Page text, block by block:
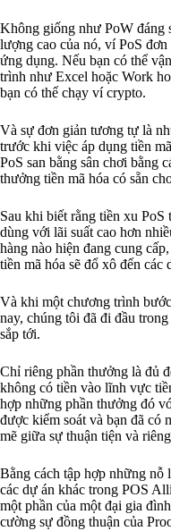
Không giống như PoW đáng
lượng cao của nó, ví PoS
ứng dụng. Nếu bạn có thể
trình như Excel hoặc Work
bạn có thể chạy ví crypto.
Và sự đơn giản tương tự là
trước khi việc áp dụng tiền
PoS san bằng sân chơi bằng
thưởng tiền mã hóa có sẵn
Sau khi biết rằng tiền xu
dùng với lãi suất cao hơn
hàng nào hiện đang cung
tiền mã hóa sẽ đổ xô đến các
Và khi một chương trình
nay, chúng tôi đã đi đầu
sắp tới.
Chỉ riêng phần thưởng là đủ
không có tiền vào lĩnh vực
hợp những phần thưởng đó
được kiểm soát và bạn đã có
mẽ giữa sự thuận tiện và
Bằng cách tập hợp những nỗ
các dự án khác trong POS
một phần của một đại gia
cường sự đồng thuận của